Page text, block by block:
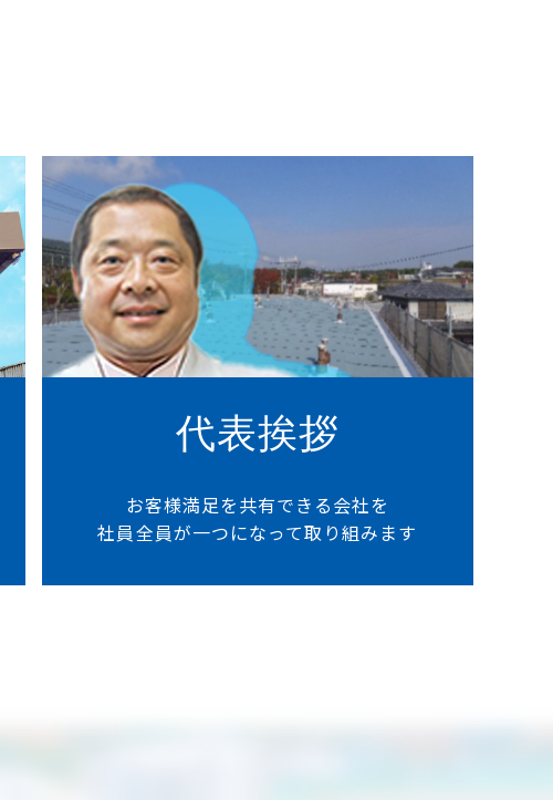
代表挨拶
お客様満足を共有できる会社を
社員全員が一つになって取り組みます